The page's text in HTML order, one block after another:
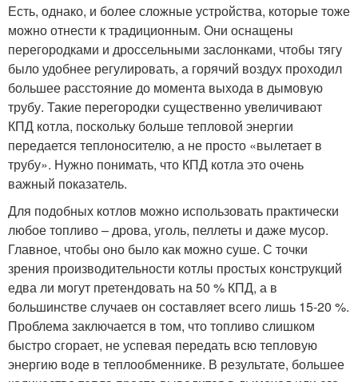
Есть, однако, и более сложные устройства, которые тоже
можно отнести к традиционным. Они оснащены
перегородками и дроссельными заслонками, чтобы тягу
было удобнее регулировать, а горячий воздух проходил
большее расстояние до момента выхода в дымовую
трубу. Такие перегородки существенно увеличивают
КПД котла, поскольку больше тепловой энергии
передается теплоносителю, а не просто «вылетает в
трубу». Нужно понимать, что КПД котла это очень
важный показатель.
Для подобных котлов можно использовать практически
любое топливо – дрова, уголь, пеллеты и даже мусор.
Главное, чтобы оно было как можно суше. С точки
зрения производительности котлы простых конструкций
едва ли могут претендовать на 50 % КПД, а в
большинстве случаев он составляет всего лишь 15-20 %.
Проблема заключается в том, что топливо слишком
быстро сгорает, не успевая передать всю тепловую
энергию воде в теплообменнике. В результате, большее